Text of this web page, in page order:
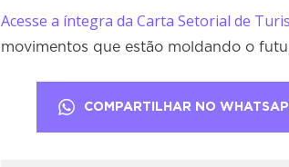
Acesse a íntegra da Carta Setorial de
movimentos que estão moldando o
COMPARTILHAR NO